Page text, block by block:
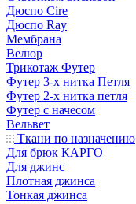
Дюспо Cire
Дюспо Ray
Мембрана
Велюр
Трикотаж Футер
Футер 3-х нитка Петля
Футер 2-х нитка петля
Футер с начесом
Вельвет
Ткани по назначению
Для брюк КАРГО
Для джинс
Плотная джинса
Тонкая джинса